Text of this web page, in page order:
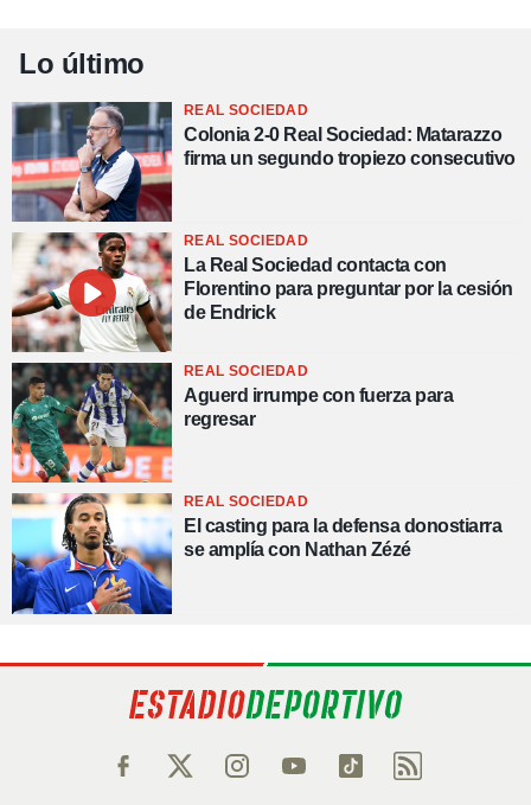
Lo último
REAL SOCIEDAD
Colonia 2-0 Real Sociedad: Matarazzo
firma un segundo tropiezo consecutivo
REAL SOCIEDAD
La Real Sociedad contacta con
Florentino para preguntar por la cesión
de Endrick
REAL SOCIEDAD
Aguerd irrumpe con fuerza para
regresar
REAL SOCIEDAD
El casting para la defensa donostiarra
se amplía con Nathan Zézé